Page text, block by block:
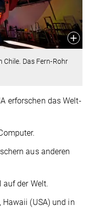
Chile. Das Fern-Rohr
erforschen das Welt-
aus anderen
auf der Welt.
Hawaii (USA) und in